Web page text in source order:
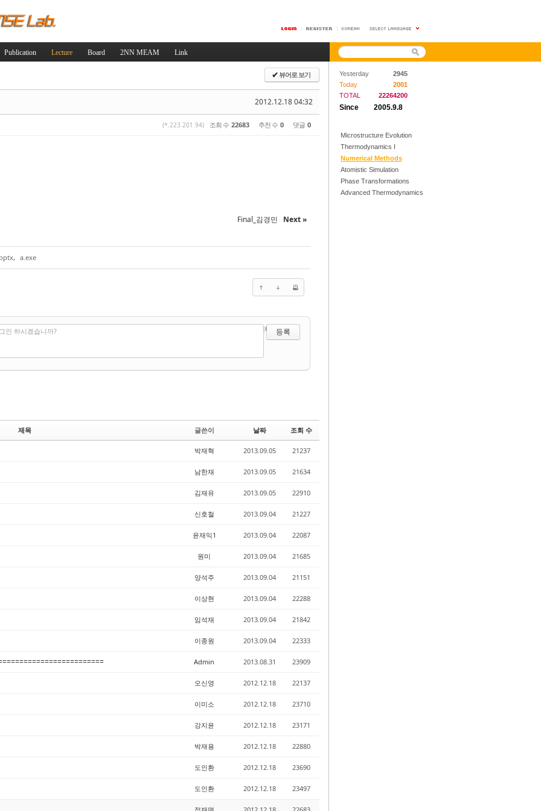
Publication Lecture Board 2NN MEAM Link
✔뷰어로 보기
2012.12.18 04:32
(*.223.201.94) 조회 수 22683 추천 수 0 댓글 0
Final_김경민 Next »
, a.exe
에디터 선택하기
인 하시겠습니까?
제목 글쓴이 날짜 조회 수
박재혁 2013.09.05 21237
남한재 2013.09.05 21634
김재유 2013.09.05 22910
신호철 2013.09.04 21227
윤재익1 2013.09.04 22087
원미 2013.09.04 21685
양석주 2013.09.04 21151
이상현 2013.09.04 22288
임석재 2013.09.04 21842
이종원 2013.09.04 22333
Admin 2013.08.31 23909
오신영 2012.12.18 22137
이미소 2012.12.18 23710
강지윤 2012.12.18 23171
박재용 2012.12.18 22880
도인환 2012.12.18 23690
도인환 2012.12.18 23497
북5
북5
Yesterday
2945
Today
2001
TOTAL
22264200
Since 2005.9.8
Microstructure Evolution
Thermodynamics I
Numerical Methods
Atomistic Simulation
Phase Transformations
Advanced Thermodynamics